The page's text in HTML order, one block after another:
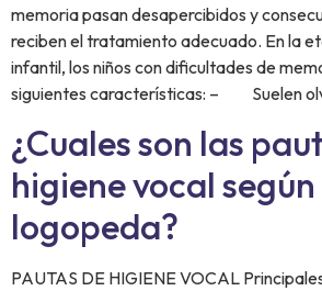
memoria pasan desapercibidos y
reciben el tratamiento adecuado. En la
infantil, los niños con dificultades de
siguientes características: – Suelen
¿Cuales son las
higiene vocal según
logopeda?
PAUTAS DE HIGIENE VOCAL